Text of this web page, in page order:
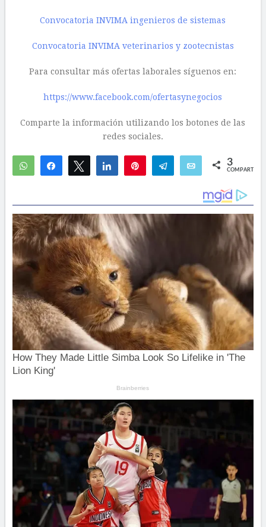
Convocatoria INVIMA ingenieros de sistemas
Convocatoria INVIMA veterinarios y zootecnistas
Para consultar más ofertas laborales síguenos en:
https://www.facebook.com/ofertasynegocios
Comparte la información utilizando los botones de las
redes sociales.
WhatsAppCompartirTwittear Compartir Telegram Email 3
COMPARTIR